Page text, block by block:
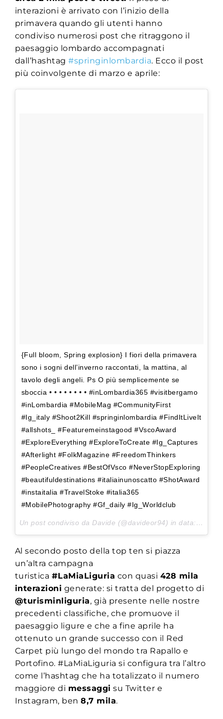
interazioni è arrivato con l’inizio della
primavera quando gli utenti hanno
condiviso numerosi post che ritraggono il
paesaggio lombardo accompagnati
dall’hashtag#springinlombardia. Ecco il post
più coinvolgente di marzo e aprile:
{Full bloom, Spring explosion} I fiori della primavera
sono i sogni dell’inverno raccontati, la mattina, al
tavolo degli angeli. Ps O più semplicemente se
sboccia • • • • • • • • #inLombardia365 #visitbergamo
#inLombardia #MobileMag #CommunityFirst
#Ig_italy #Shoot2Kill #springinlombardia #FindItLiveIt
#allshots_ #Featuremeinstagood #VscoAward
#ExploreEverything #ExploreToCreate #Ig_Captures
#Afterlight #FolkMagazine #FreedomThinkers
#PeopleCreatives #BestOfVsco #NeverStopExploring
#beautifuldestinations #italiainunoscatto #ShotAward
#instaitalia #TravelStoke #italia365
#MobilePhotography #Gf_daily #Ig_Worldclub
Un post condiviso da Davide (@davideor94) in data:29
Al secondo posto della top ten si piazza
un’altra campagna
turistica #LaMiaLiguria con quasi 428 mila
interazioni generate: si tratta del progetto di
@turisminliguria, già presente nelle nostre
precedenti classifiche, che promuove il
paesaggio ligure e che a fine aprile ha
ottenuto un grande successo con il Red
Carpet più lungo del mondo tra Rapallo e
Portofino. #LaMiaLiguria si configura tra l’altro
come l’hashtag che ha totalizzato il numero
maggiore di messaggi su Twitter e
Instagram, ben8,7 mila.